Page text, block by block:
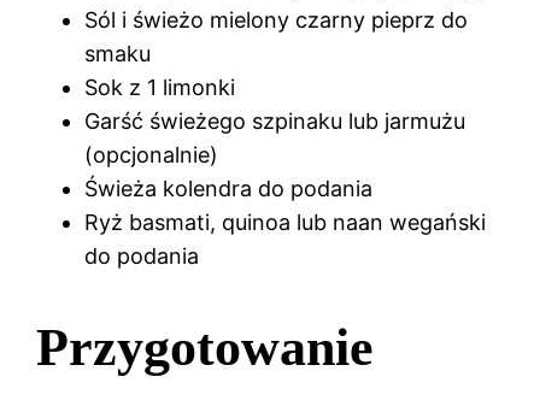
Sól i świeżo mielony czarny pieprz do
smaku
Sok z 1 limonki
Garść świeżego szpinaku lub jarmużu
(opcjonalnie)
Świeża kolendra do podania
Ryż basmati, quinoa lub naan wegański
do podania
Przygotowanie